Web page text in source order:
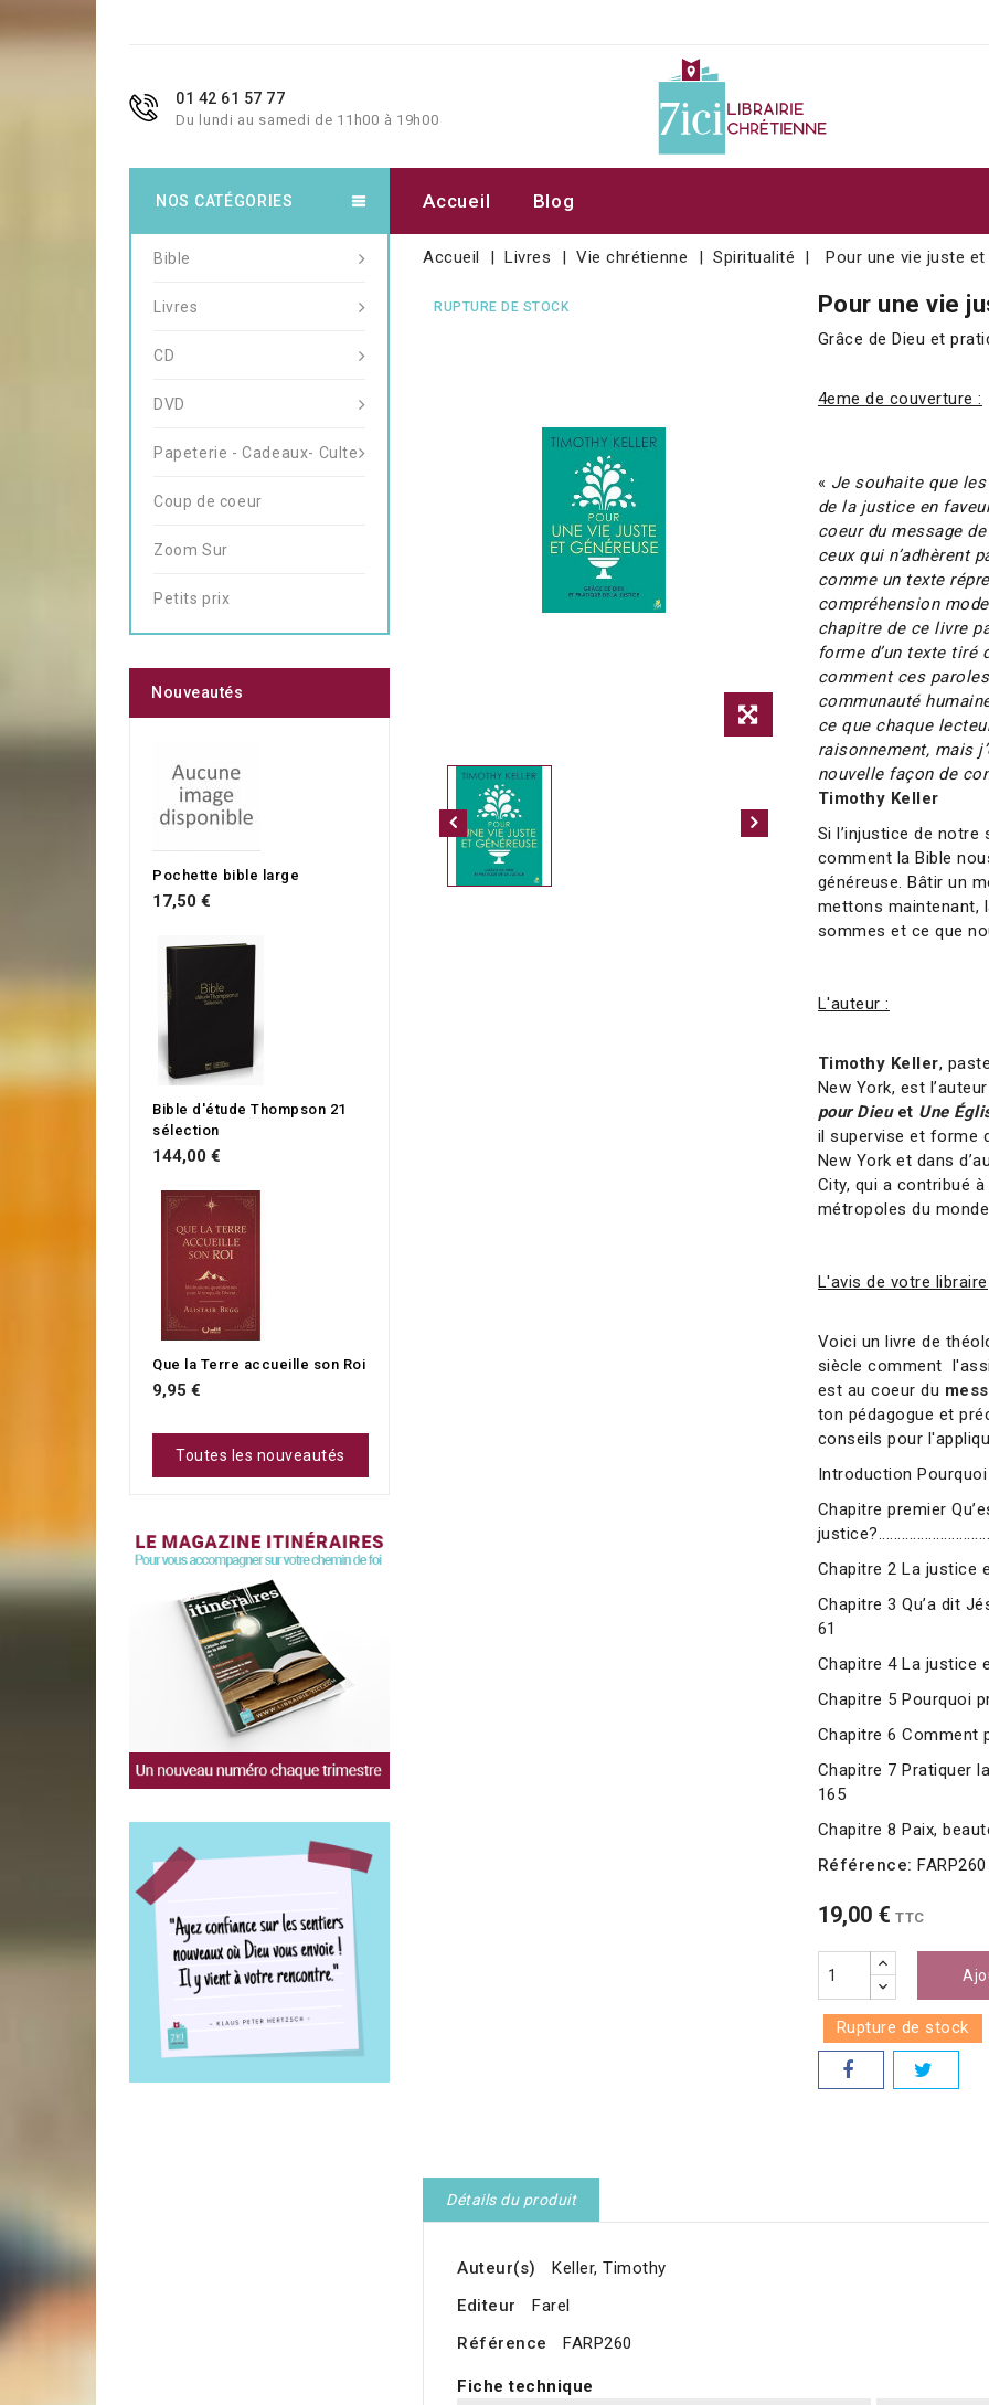
01 42 61 57 77
Du lundi au samedi de 11h00 à 19h00
Accueil Blog
Accueil Livres Vie chrétienne Spiritualité Pour une vie juste
RUPTURE DE STOCK Pour une vie
Grâce de Dieu et
4eme de couverture :
« Je souhaite que
de la justice en
coeur du message
ceux qui n’adhèrent
comme un texte
compréhension
chapitre de ce livre
forme d’un texte tiré
comment ces
communauté
ce que chaque
raisonnement, mais
nouvelle façon de
Timothy Keller
Si l’injustice de
comment la Bible
généreuse. Bâtir un
mettons maintenant,
sommes et ce que
L'auteur :
Timothy Keller,
New York, est
pour Dieuet Une
il supervise et forme
New York et dans
City, qui a contribué
métropoles du
L'avis de votre libraire
Voici un livre de
siècle comment
est au coeur du
ton pédagogue et
conseils pour
Introduction Pourquoi
Chapitre premier
Chapitre 2 La justice et
Chapitre 3 Qu’a dit
61
Chapitre 4 La justice et
Chapitre 5 Pourquoi
Chapitre 6 Comment
Chapitre 7 Pratiquer la
165
Chapitre 8 Paix, beauté
Référence: FARP260
19,00 € TTC
Rupture de stock
Détails du produit
Auteur(s)
Keller, Timothy
Editeur
Farel
Référence
FARP260
Fiche technique
NOS CATÉGORIES
Bible
Livres
CD
DVD
Papeterie - Cadeaux- Culte
Coup de coeur
Zoom Sur
Petits prix
Nouveautés
Pochette bible large
17,50 €
Bible d'étude Thompson 21
sélection
144,00 €
Que la Terre accueille son Roi
9,95 €
Toutes les nouveautés